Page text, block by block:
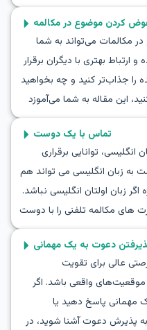
کنید. این مطلب شامل
موقعیت‌ها مفید هستند و شما
بالاتری ببرید. با ما همراه
از لباس و نحوه تعریف از
در موقعیت‌های واقعی به راحتی
کردن موضوع در مکالمه
در مکالمات می‌تواند به شما
بهتری با دیگران برقرار
را جذاب‌تر کنید و چه بخواهید
این مقاله به شما می‌آموزد
زبان انگلیسی تغییر دهید.
شد و از طریق نقش‌آفرینی‌هایی
مهارت‌های خود را تقویت
زبان انگلیسی خود را
در مکالمات انگلیسی
تماس با یک دوست
توانایی برقراری
زبان انگلیسی می تواند هم
زبان اولتان انگلیسی نباشد.
های مکالمه تلفنی را با دوست
انگلیسی برای تماس با دوست
طبیعی و روان، می توانید با
ببینیم چگونه به انگلیسی با
تلفنی انگلیسی با دوست را
دعوت به یک مهمانی
عالی برای تقویت
واقعی باشد. اگر
مهمانی پاسخ دهید یا
پذیرش دعوت آشنا شوید، در